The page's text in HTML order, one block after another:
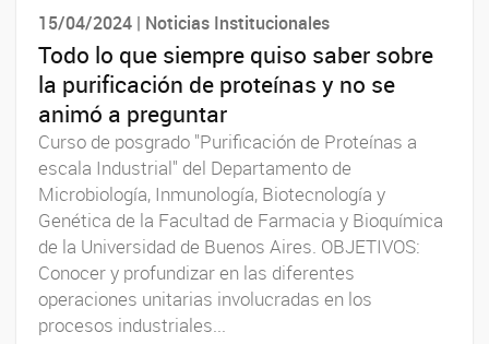
15/04/2024 | Noticias Institucionales
Todo lo que siempre quiso saber sobre
la purificación de proteínas y no se
animó a preguntar
Curso de posgrado "Purificación de Proteínas a
escala Industrial" del Departamento de
Microbiología, Inmunología, Biotecnología y
Genética de la Facultad de Farmacia y Bioquímica
de la Universidad de Buenos Aires. OBJETIVOS:
Conocer y profundizar en las diferentes
operaciones unitarias involucradas en los
procesos industriales...